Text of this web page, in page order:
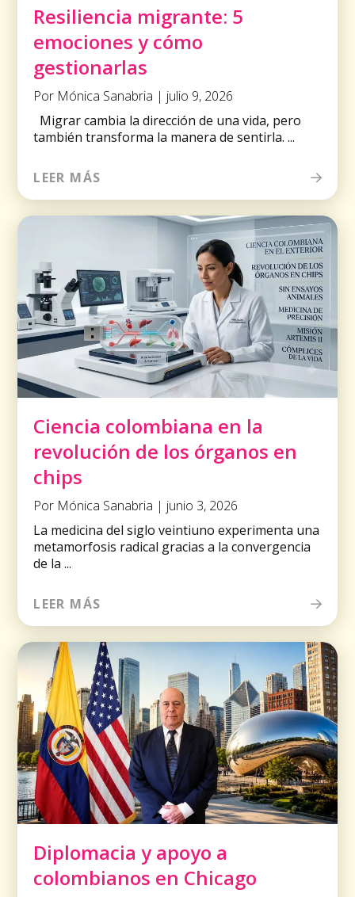
Resiliencia migrante: 5
emociones y cómo
gestionarlas
Por Mónica Sanabria | julio 9, 2026
Migrar cambia la dirección de una vida, pero
también transforma la manera de sentirla. ...
LEER MÁS
Ciencia colombiana en la
revolución de los órganos en
chips
Por Mónica Sanabria | junio 3, 2026
La medicina del siglo veintiuno experimenta una
metamorfosis radical gracias a la convergencia
de la ...
LEER MÁS
Diplomacia y apoyo a
colombianos en Chicago